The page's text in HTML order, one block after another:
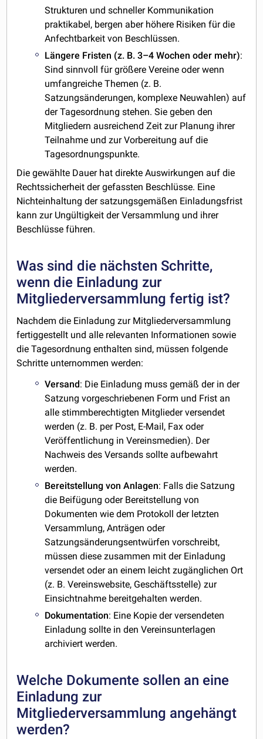
Strukturen und schneller Kommunikation
praktikabel, bergen aber höhere Risiken für die
Anfechtbarkeit von Beschlüssen.
Längere Fristen (z. B. 3–4 Wochen oder mehr):
Sind sinnvoll für größere Vereine oder wenn
umfangreiche Themen (z. B.
Satzungsänderungen, komplexe Neuwahlen) auf
der Tagesordnung stehen. Sie geben den
Mitgliedern ausreichend Zeit zur Planung ihrer
Teilnahme und zur Vorbereitung auf die
Tagesordnungspunkte.
Die gewählte Dauer hat direkte Auswirkungen auf die
Rechtssicherheit der gefassten Beschlüsse. Eine
Nichteinhaltung der satzungsgemäßen Einladungsfrist
kann zur Ungültigkeit der Versammlung und ihrer
Beschlüsse führen.
Was sind die nächsten Schritte,
wenn die Einladung zur
Mitgliederversammlung fertig ist?
Nachdem die Einladung zur Mitgliederversammlung
fertiggestellt und alle relevanten Informationen sowie
die Tagesordnung enthalten sind, müssen folgende
Schritte unternommen werden:
Versand: Die Einladung muss gemäß der in der
Satzung vorgeschriebenen Form und Frist an
alle stimmberechtigten Mitglieder versendet
werden (z. B. per Post, E-Mail, Fax oder
Veröffentlichung in Vereinsmedien). Der
Nachweis des Versands sollte aufbewahrt
werden.
Bereitstellung von Anlagen: Falls die Satzung
die Beifügung oder Bereitstellung von
Dokumenten wie dem Protokoll der letzten
Versammlung, Anträgen oder
Satzungsänderungsentwürfen vorschreibt,
müssen diese zusammen mit der Einladung
versendet oder an einem leicht zugänglichen Ort
(z. B. Vereinswebsite, Geschäftsstelle) zur
Einsichtnahme bereitgehalten werden.
Dokumentation: Eine Kopie der versendeten
Einladung sollte in den Vereinsunterlagen
archiviert werden.
Welche Dokumente sollen an eine
Einladung zur
Mitgliederversammlung angehängt
werden?